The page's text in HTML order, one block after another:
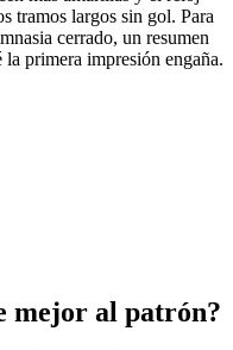
tramos largos sin gol. Para
cerrado, un resumen
la primera impresión engaña.
mejor al patrón?